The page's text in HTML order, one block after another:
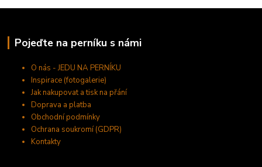
Pojeďte na perníku s námi
O nás - JEDU NA PERNÍKU
Inspirace (fotogalerie)
Jak nakupovat a tisk na přání
Doprava a platba
Obchodní podmínky
Ochrana soukromí (GDPR)
Kontakty